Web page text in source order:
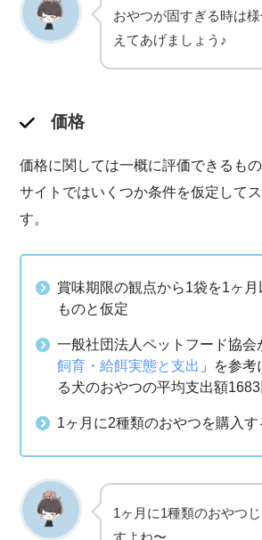
おやつが固すぎる時は
えてあげましょう♪
価格
価格に関しては一概に評価できるも
サイトではいくつか条件を仮定して
す。
賞味期限の観点から1袋を1ヶ
ものと仮定
一般社団法人ペットフード協会
飼育・給餌実態と支出 」を参
る犬のおやつの平均支出額
1ヶ月に2種類のおやつを購入す
1ヶ月に1種類のおやつ